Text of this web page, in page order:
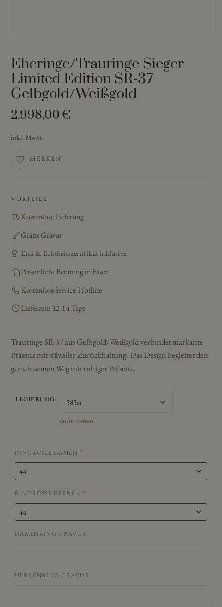
Eheringe/Trauringe Sieger
Limited Edition SR-37
Gelbgold/Weißgold
2.998,00 €
inkl. MwSt.
MERKEN
VORTEILE
Kostenlose Lieferung
Gratis Gravur
Etui & Echtheitszertifikat inklusive
Persönliche Beratung in Essen
Kostenlose Service-Hotline
Lieferzeit: 12-14 Tage
Trauringe SR 37 aus Gelbgold/Weißgold verbindet markante
Präsenz mit stilvoller Zurückhaltung. Das Design begleitet den
gemeinsamen Weg mit ruhiger Präsenz.
LEGIERUNG
Zurücksetzen
RINGRÖSSE DAMEN *
RINGRÖSSE HERREN *
DAMENRING GRAVUR
HERRENRING GRAVUR